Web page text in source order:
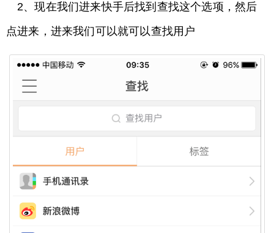
2、现在我们进来快手后找到查找这个选项，然后
点进来，进来我们可以就可以查找用户